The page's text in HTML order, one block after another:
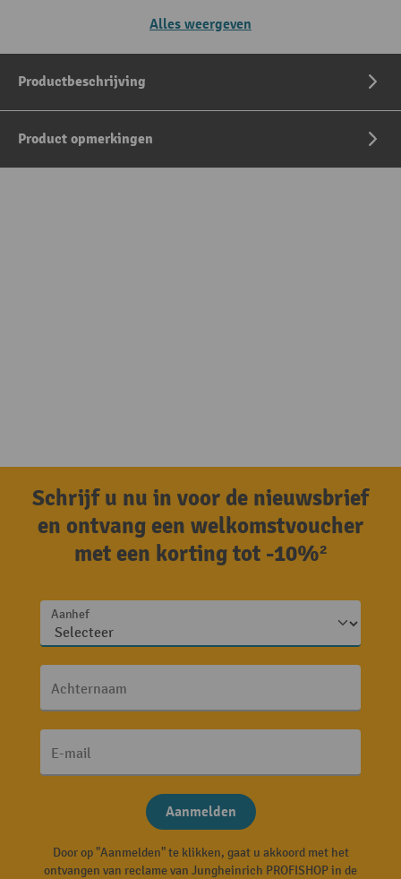
Alles weergeven
Productbeschrijving
Product opmerkingen
Schrijf u nu in voor de nieuwsbrief
en ontvang een welkomstvoucher
met een korting tot -10%²
Aanhef
Achternaam
E-mail
Aanmelden
Door op "Aanmelden" te klikken, gaat u akkoord met het
ontvangen van reclame van Jungheinrich PROFISHOP in de